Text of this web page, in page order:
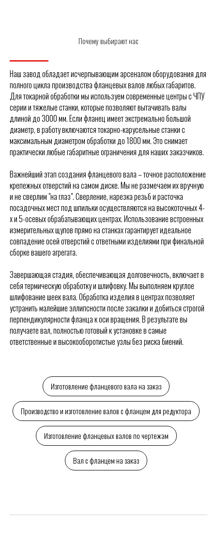
Почему выбирают нас
Наш завод обладает исчерпывающим арсеналом оборудования для
полного цикла производства фланцевых валов любых габаритов.
Для токарной обработки мы используем современные центры с ЧПУ
серии и тяжелые станки, которые позволяют вытачивать валы
длиной до 3000 мм. Если фланец имеет экстремально большой
диаметр, в работу включаются токарно-карусельные станки с
максимальным диаметром обработки до 1800 мм. Это снимает
практически любые габаритные ограничения для наших заказчиков.
Важнейший этап создания фланцевого вала – точное расположение
крепежных отверстий на самом диске. Мы не размечаем их вручную
и не сверлим "на глаз". Сверление, нарезка резьб и расточка
посадочных мест под шпильки осуществляются на высокоточных 4-
х и 5-осевых обрабатывающих центрах. Использование встроенных
измерительных щупов прямо на станках гарантирует идеальное
совпадение осей отверстий с ответными изделиями при финальной
сборке вашего агрегата.
Завершающая стадия, обеспечивающая долговечность, включает в
себя термическую обработку и шлифовку. Мы выполняем круглое
шлифование шеек вала. Обработка изделия в центрах позволяет
устранить малейшие эллипсности после закалки и добиться строгой
перпендикулярности фланца к оси вращения. В результате вы
получаете вал, полностью готовый к установке в самые
ответственные и высокооборотистые узлы без риска биений.
Изготовление фланцевого вала на заказ
Производство и изготовление валов с фланцем для редуктора
Изготовление фланцевых валов по чертежам
Вал с фланцем на заказ